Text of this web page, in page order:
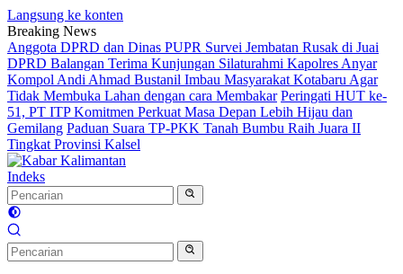
Langsung ke konten
Breaking News
Anggota DPRD dan Dinas PUPR Survei Jembatan Rusak di Juai
DPRD Balangan Terima Kunjungan Silaturahmi Kapolres Anyar
Kompol Andi Ahmad Bustanil Imbau Masyarakat Kotabaru Agar
Tidak Membuka Lahan dengan cara Membakar Peringati HUT ke-
51, PT ITP Komitmen Perkuat Masa Depan Lebih Hijau dan
Gemilang Paduan Suara TP-PKK Tanah Bumbu Raih Juara II
Tingkat Provinsi Kalsel
Indeks